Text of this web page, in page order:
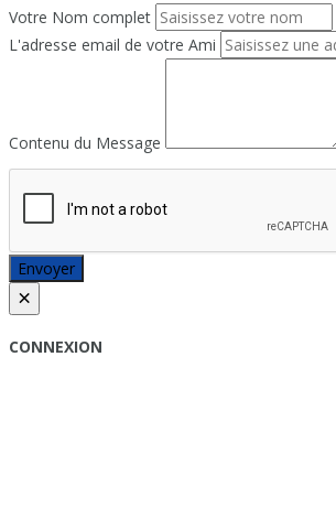
Votre Nom complet
L'adresse email de votre Ami
Contenu du Message
Envoyer
×
CONNEXION